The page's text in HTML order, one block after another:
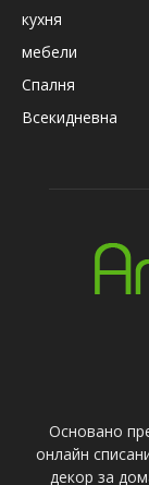
кухня
мебели
Спалня
Всекидневна
Основано
онлайн
декор за